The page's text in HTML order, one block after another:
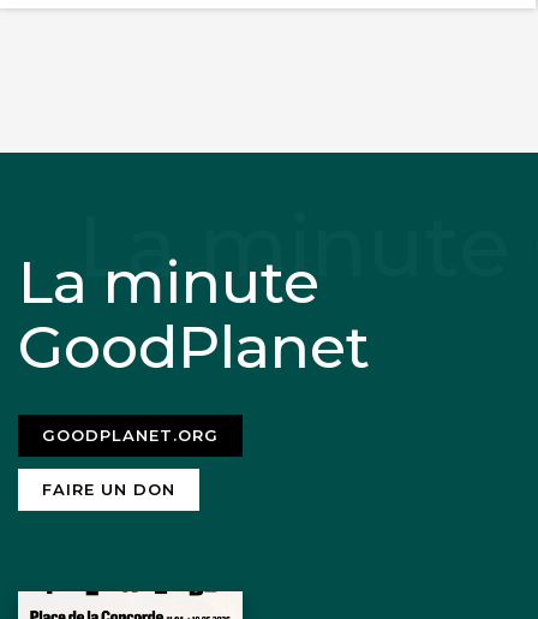
comprendrons-nous un jour?
Le problème c’est les agissements de
L214. Manger de la viande est culturel,
en manger moins est sain. Éviter
mais’ nourrir les hommes meme pauvre
c’est mieux.
La minute
GoodPlanet
GOODPLANET.ORG
FAIRE UN DON